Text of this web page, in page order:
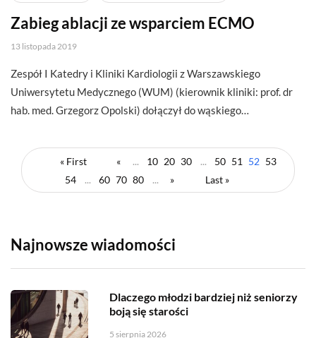
Zabieg ablacji ze wsparciem ECMO
13 listopada 2019
Zespół I Katedry i Kliniki Kardiologii z Warszawskiego
Uniwersytetu Medycznego (WUM) (kierownik kliniki: prof. dr
hab. med. Grzegorz Opolski) dołączył do wąskiego…
« First « ... 10 20 30 ... 50 51 52 53
54
... 60 70 80 ... » Last »
Najnowsze wiadomości
Dlaczego młodzi bardziej niż seniorzy
boją się starości
5 sierpnia 2026